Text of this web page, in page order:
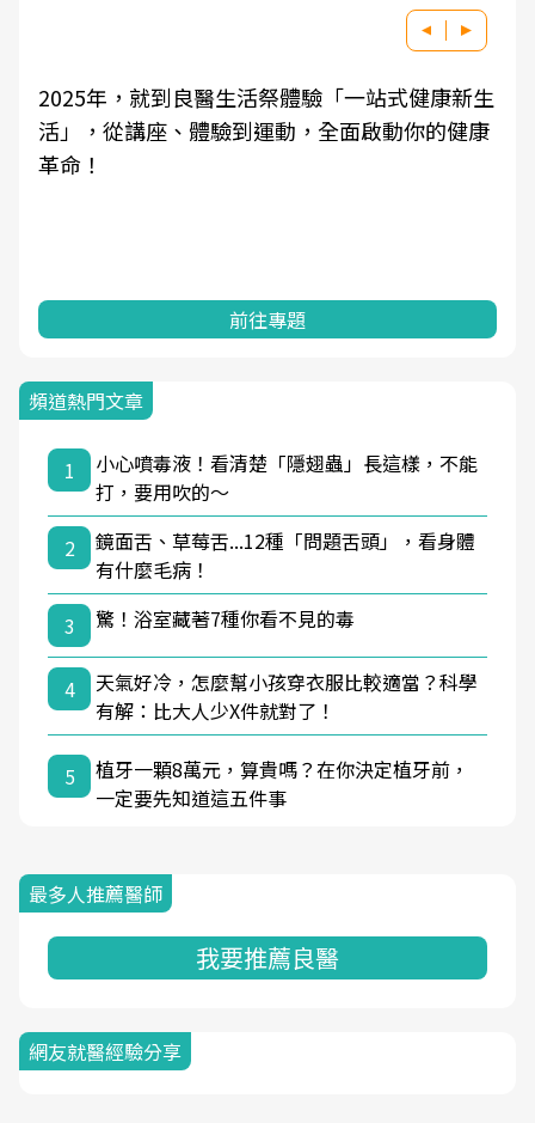
2025年，就到良醫生活祭體驗「一站式健康新生
活」，從講座、體驗到運動，全面啟動你的健康
革命！
前往專題
頻道熱門文章
1
小心噴毒液！看清楚「隱翅蟲」長這樣，不能
打，要用吹的～
2
鏡面舌、草莓舌...12種「問題舌頭」，看身體
有什麼毛病！
3
驚！浴室藏著7種你看不見的毒
4
天氣好冷，怎麼幫小孩穿衣服比較適當？科學
有解：比大人少X件就對了！
5
植牙一顆8萬元，算貴嗎？在你決定植牙前，
一定要先知道這五件事
最多人推薦醫師
我要推薦良醫
網友就醫經驗分享